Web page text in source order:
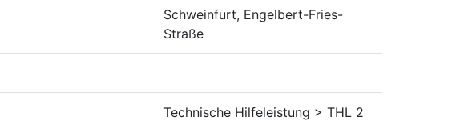
Schweinfurt, Engelbert-Fries-
Straße
Technische Hilfeleistung > THL 2